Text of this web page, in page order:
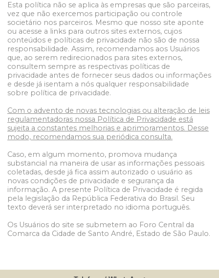
Esta política não se aplica às empresas que são parceiras,
vez que não exercemos participação ou controle
societário nos parceiros. Mesmo que nosso site aponte
ou acesse a links para outros sites externos, cujos
conteúdos e políticas de privacidade não são de nossa
responsabilidade. Assim, recomendamos aos Usuários
que, ao serem redirecionados para sites externos,
consultem sempre as respectivas políticas de
privacidade antes de fornecer seus dados ou informações
e desde já isentam a nós qualquer responsabilidade
sobre política de privacidade.
Com o advento de novas tecnologias ou alteração de leis
regulamentadoras nossa Política de Privacidade está
sujeita a constantes melhorias e aprimoramentos. Desse
modo, recomendamos sua periódica consulta.
Caso, em algum momento, promova mudança
substancial na maneira de usar as informações pessoais
coletadas, desde já fica assim autorizado o usuário as
novas condições de privacidade e segurança da
informação. A presente Política de Privacidade é regida
pela legislação da República Federativa do Brasil. Seu
texto deverá ser interpretado no idioma português.
Os Usuários do site se submetem ao Foro Central da
Comarca da Cidade de Santo André, Estado de São Paulo.